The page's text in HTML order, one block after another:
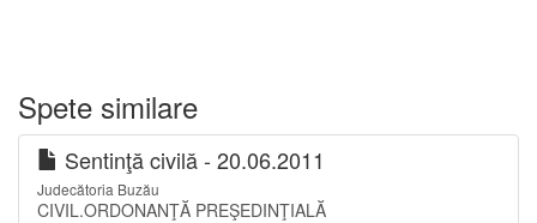
Spete similare
Sentinţă civilă - 20.06.2011
Judecătoria Buzău
CIVIL.ORDONANŢĂ PREŞEDINŢIALĂ